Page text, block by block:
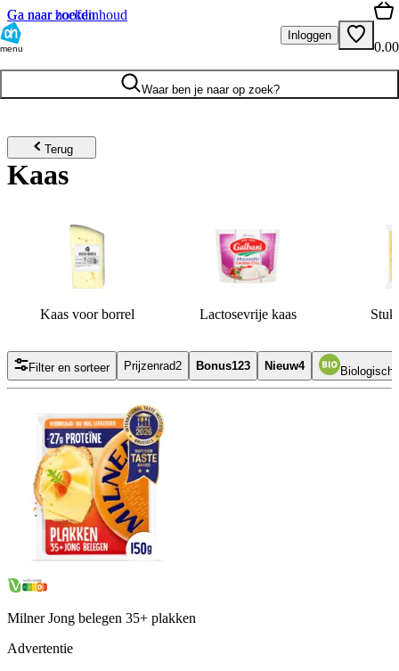
Ga naar hoofdinhoud
Ga naar zoeken
menu
Inloggen
0.00
Waar ben je naar op zoek?
Terug
Kaas
Kaas voor borrel Lactosevrije kaas
Filter en sorteer Prijzenrad2 Bonus123 Nieuw4 Biologisch
Milner Jong belegen 35+ plakken
Advertentie